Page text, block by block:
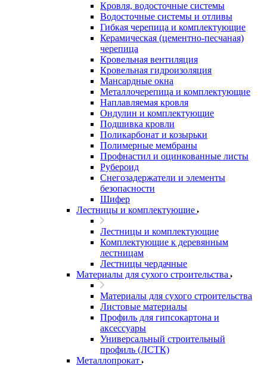
Кровля, водосточные системы
Водосточные системы и отливы
Гибкая черепица и комплектующие
Керамическая (цементно-песчаная)
черепица
Кровельная вентиляция
Кровельная гидроизоляция
Мансардные окна
Металлочерепица и комплектующие
Наплавляемая кровля
Ондулин и комплектующие
Подшивка кровли
Поликарбонат и козырьки
Полимерные мембраны
Профнастил и оцинкованные листы
Рубероид
Снегозадержатели и элементы
безопасности
Шифер
Лестницы и комплектующие
Лестницы и комплектующие
Комплектующие к деревянным
лестницам
Лестницы чердачные
Материалы для сухого строительства
Материалы для сухого строительства
Листовые материалы
Профиль для гипсокартона и
аксессуары
Универсальный строительный
профиль (ЛСТК)
Металлопрокат